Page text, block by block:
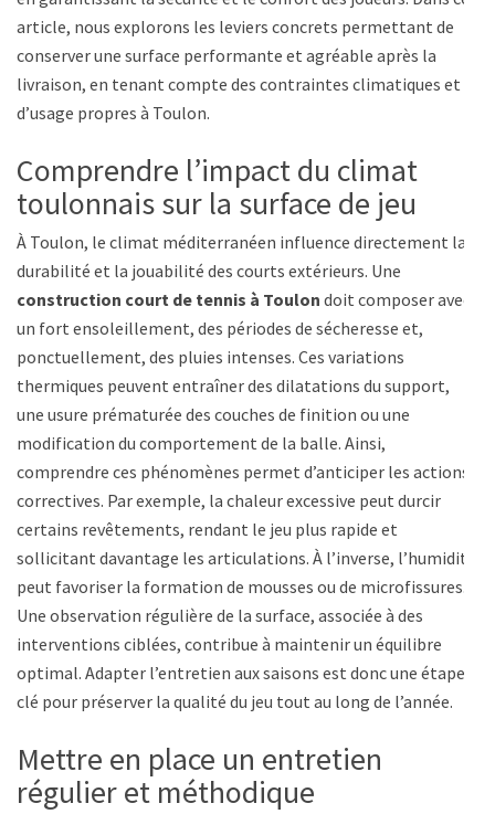
article, nous explorons les leviers concrets permettant de
conserver une surface performante et agréable après la
livraison, en tenant compte des contraintes climatiques et
d’usage propres à Toulon.
Comprendre l’impact du climat
toulonnais sur la surface de jeu
À Toulon, le climat méditerranéen influence directement la
durabilité et la jouabilité des courts extérieurs. Une
construction court de tennis à Toulon doit composer avec
un fort ensoleillement, des périodes de sécheresse et,
ponctuellement, des pluies intenses. Ces variations
thermiques peuvent entraîner des dilatations du support,
une usure prématurée des couches de finition ou une
modification du comportement de la balle. Ainsi,
comprendre ces phénomènes permet d’anticiper les actions
correctives. Par exemple, la chaleur excessive peut durcir
certains revêtements, rendant le jeu plus rapide et
sollicitant davantage les articulations. À l’inverse, l’humidité
peut favoriser la formation de mousses ou de microfissures.
Une observation régulière de la surface, associée à des
interventions ciblées, contribue à maintenir un équilibre
optimal. Adapter l’entretien aux saisons est donc une étape
clé pour préserver la qualité du jeu tout au long de l’année.
Mettre en place un entretien
régulier et méthodique